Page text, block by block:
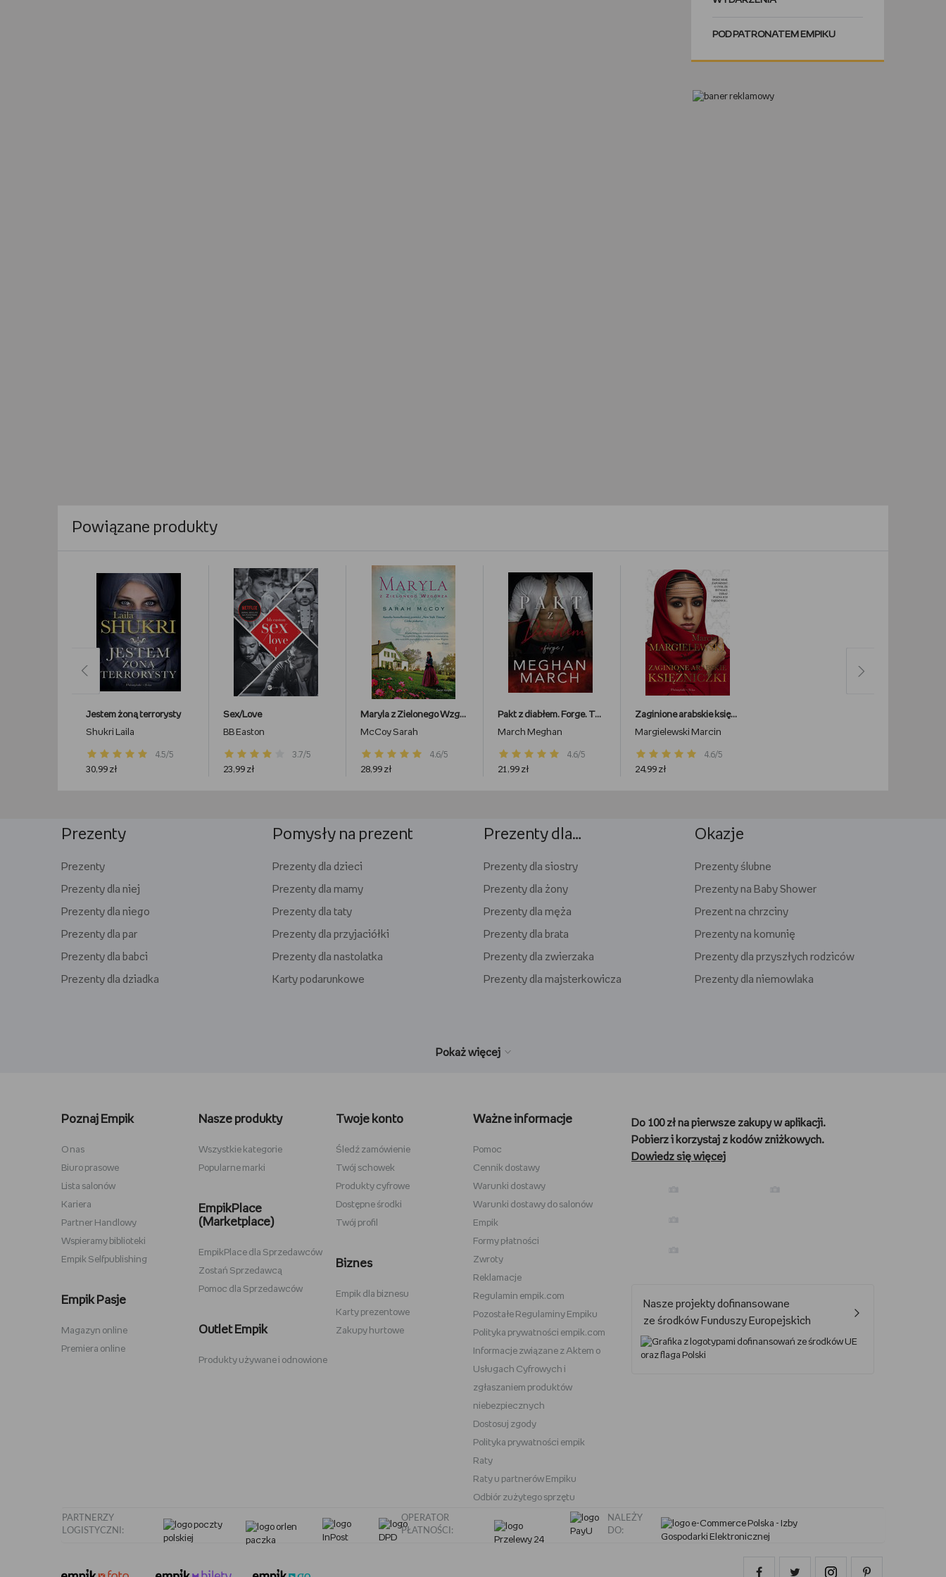
POD PATRONATEM EMPIKU
Powiązane produkty
Jestem żoną terrorysty
Shukri Laila
4.5/5
30,99 zł
Sex/Love
BB Easton
3.7/5
23,99 zł
Maryla z Zielonego Wzgórza
McCoy Sarah
4.6/5
28,99 zł
Pakt z diabłem. Forge. Tom 1
March Meghan
4.6/5
21,99 zł
Zaginione arabskie księżniczki
Margielewski Marcin
4.6/5
24,99 zł
Prezenty
Prezenty
Prezenty dla niej
Prezenty dla niego
Prezenty dla par
Prezenty dla babci
Prezenty dla dziadka
Pomysły na prezent
Prezenty dla dzieci
Prezenty dla mamy
Prezenty dla taty
Prezenty dla przyjaciółki
Prezenty dla nastolatka
Karty podarunkowe
Prezenty dla…
Prezenty dla siostry
Prezenty dla żony
Prezenty dla męża
Prezenty dla brata
Prezenty dla zwierzaka
Prezenty dla majsterkowicza
Okazje
Prezenty ślubne
Prezenty na Baby Shower
Prezent na chrzciny
Prezenty na komunię
Prezenty dla przyszłych rodziców
Prezenty dla niemowlaka
Karta podarunkowa Steam
Lampki do czytania
Antyramy
Tablety dla dzieci
Zestawy do szkicowania
Star Wars
Władca Pierścieni
Prezenty dla kibica
Prezenty dla biegacza
Zabawki Psi Patrol
Sodastream
Victoria's Secret
Under Armour
Baby Bjorn
Oral-B iO
Play-Doh
Jak oglądać Marvela?
Jak grać w UNO?
Kalendarz świąt nietypowych
Poznaj Empik
O nas
Biuro prasowe
Lista salonów
Kariera
Partner Handlowy
Wspieramy biblioteki
Empik Selfpublishing
Empik Pasje
Magazyn online
Premiera online
Nasze produkty
Wszystkie kategorie
Popularne marki
EmpikPlace
(Marketplace)
EmpikPlace dla Sprzedawców
Zostań Sprzedawcą
Pomoc dla Sprzedawców
Outlet Empik
Produkty używane i odnowione
Twoje konto
Śledź zamówienie
Twój schowek
Produkty cyfrowe
Dostępne środki
Twój profil
Biznes
Empik dla biznesu
Karty prezentowe
Zakupy hurtowe
Ważne informacje
Pomoc
Cennik dostawy
Warunki dostawy
Warunki dostawy do salonów
Empik
Formy płatności
Zwroty
Reklamacje
Regulamin empik.com
Pozostałe Regulaminy Empiku
Polityka prywatności empik.com
Informacje związane z Aktem o
Usługach Cyfrowych i
zgłaszaniem produktów
niebezpiecznych
Dostosuj zgody
Polityka prywatności empik
Raty
Raty u partnerów Empiku
Odbiór zużytego sprzętu
Do 100 zł na pierwsze zakupy w aplikacji.
Pobierz i korzystaj z kodów zniżkowych.
Dowiedz się więcej
Nasze projekty dofinansowane
ze środków Funduszy Europejskich
PARTNERZY
LOGISTYCZNI:
OPERATOR
PŁATNOŚCI:
NALEŻY
DO: